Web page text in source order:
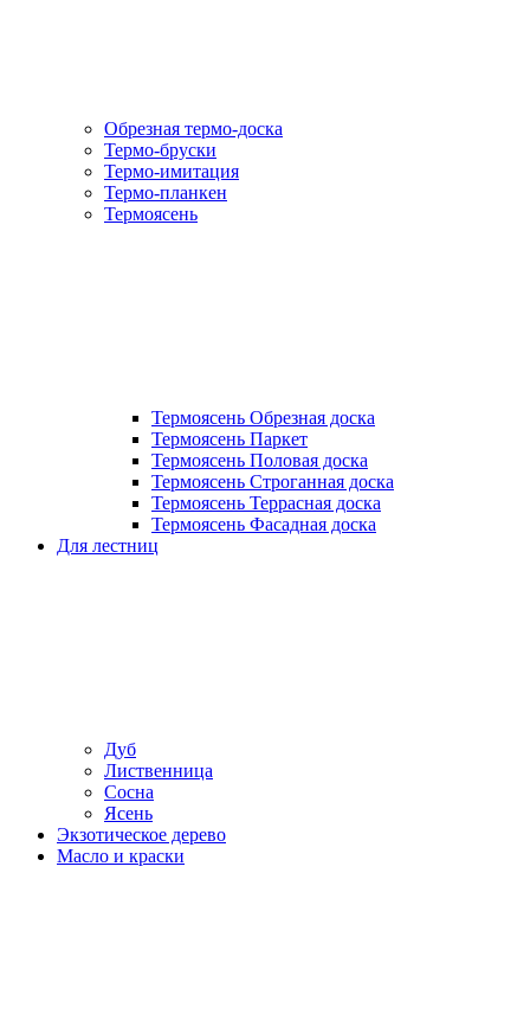
Обрезная термо-доска
Термо-бруски
Термо-имитация
Термо-планкен
Термоясень
Термоясень Обрезная доска
Термоясень Паркет
Термоясень Половая доска
Термоясень Строганная доска
Термоясень Террасная доска
Термоясень Фасадная доска
Для лестниц
Дуб
Лиственница
Сосна
Ясень
Экзотическое дерево
Масло и краски